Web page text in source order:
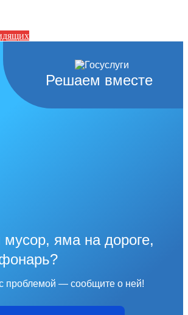
Решаем вместе
яма на дороге,
проблемой — сообщите о ней!